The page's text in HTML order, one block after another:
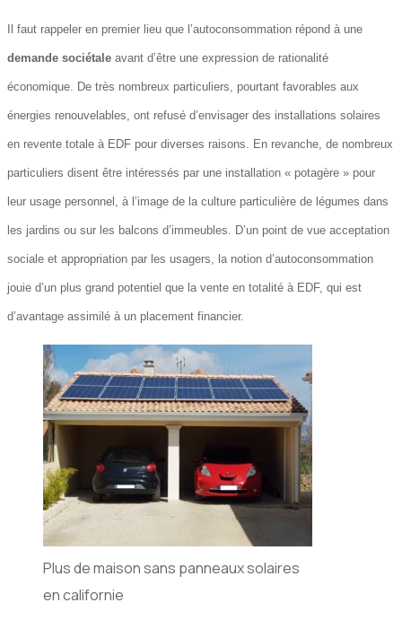
Il faut rappeler en premier lieu que l’autoconsommation répond à une
demande sociétale avant d’être une expression de rationalité
économique. De très nombreux particuliers, pourtant favorables aux
énergies renouvelables, ont refusé d’envisager des installations solaires
en revente totale à EDF pour diverses raisons. En revanche, de nombreux
particuliers disent être intéressés par une installation « potagère » pour
leur usage personnel, à l’image de la culture particulière de légumes dans
les jardins ou sur les balcons d’immeubles. D’un point de vue acceptation
sociale et appropriation par les usagers, la notion d’autoconsommation
jouie d’un plus grand potentiel que la vente en totalité à EDF, qui est
d’avantage assimilé à un placement financier.
Plus de maison sans panneaux solaires
en californie